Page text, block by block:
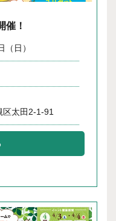
催！
日）
太田2-1-91